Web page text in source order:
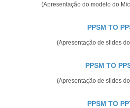
(Apresentação do modelo do
PPSM TO
(Apresentação de slides
PPSM TO
(Apresentação de slides
PPSM TO